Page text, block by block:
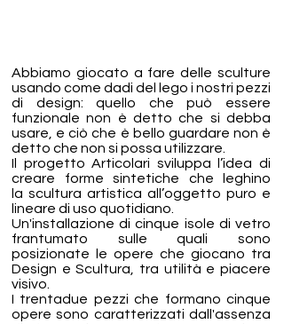
Abbiamo giocato a fare delle sculture
usando come dadi del lego i nostri pezzi
di design: quello che può essere
funzionale non è detto che si debba
usare, e ciò che è bello guardare non è
detto che non si possa utilizzare.
Il progetto Articolari sviluppa l’idea di
creare forme sintetiche che leghino
la scultura artistica all’oggetto puro e
lineare di uso quotidiano.
Un'installazione di cinque isole di vetro
frantumato sulle quali sono
posizionate le opere che giocano tra
Design e Scultura, tra utilità e piacere
visivo.
I trentadue pezzi che formano cinque
opere sono caratterizzati dall'assenza